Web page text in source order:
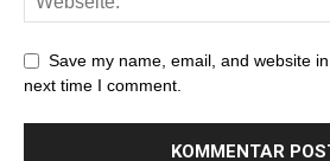
Save my name, email, and website
next time I comment.